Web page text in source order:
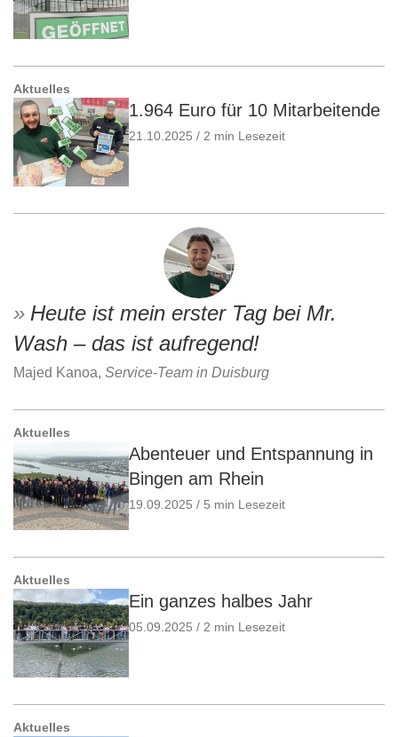
Aktuelles
1.964 Euro für 10 Mitarbeitende
21.10.2025 / 2 min Lesezeit
Heute ist mein erster Tag bei Mr.
Wash – das ist aufregend!
Majed Kanoa, Service-Team in Duisburg
Aktuelles
Abenteuer und Entspannung in
Bingen am Rhein
19.09.2025 / 5 min Lesezeit
Aktuelles
Ein ganzes halbes Jahr
05.09.2025 / 2 min Lesezeit
Aktuelles